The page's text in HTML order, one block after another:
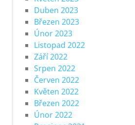
Duben 2023
Březen 2023
Únor 2023
Listopad 2022
Září 2022
Srpen 2022
Červen 2022
Květen 2022
Březen 2022
Únor 2022